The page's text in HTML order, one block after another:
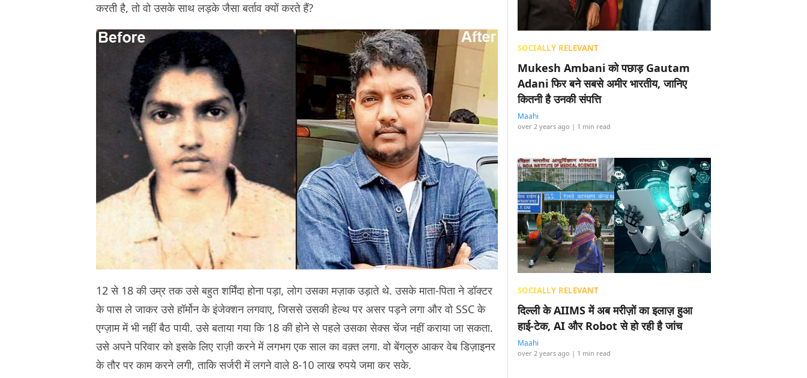
करती है, तो वो उसके साथ लड़के जैसा बर्ताव क्यों करते हैं?
12 से 18 की उम्र तक उसे बहुत शर्मिंदा होना पड़ा, लोग उसका मज़ाक उड़ाते थे. उसके माता-पिता ने डॉक्टर
के पास ले जाकर उसे हॉर्मोन के इंजेक्शन लगवाए, जिससे उसकी हेल्थ पर असर पड़ने लगा और वो SSC के
एग्ज़ाम में भी नहीं बैठ पायी. उसे बताया गया कि 18 की होने से पहले उसका सेक्स चेंज नहीं कराया जा सकता.
उसे अपने परिवार को इसके लिए राज़ी करने में लगभग एक साल का वक़्त लगा. वो बेंगलुरु आकर वेब डिज़ाइनर
के तौर पर काम करने लगी, ताकि सर्जरी में लगने वाले 8-10 लाख रुपये जमा कर सके.
SOCIALLY RELEVANT
Mukesh Ambani को पछाड़ Gautam
Adani फिर बने सबसे अमीर भारतीय, जानिए
कितनी है उनकी संपत्ति
Maahi
over 2 years ago | 1 min read
SOCIALLY RELEVANT
दिल्ली के AIIMS में अब मरीज़ों का इलाज़ हुआ
हाई-टेक, AI और Robot से हो रही है जांच
Maahi
over 2 years ago | 1 min read